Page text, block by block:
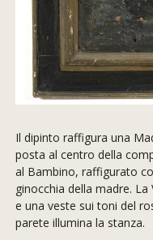
Il dipinto raffigura una
posta al centro della
al Bambino, raffigurato
ginocchia della madre.
e una veste sui toni del
parete illumina la stanza.